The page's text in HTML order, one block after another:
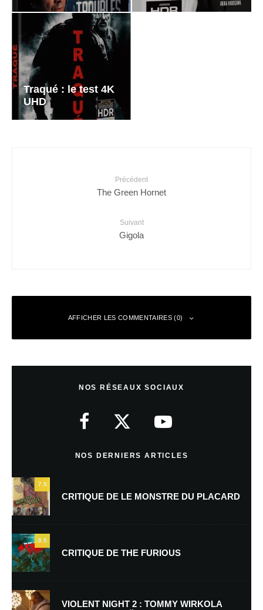
Traqué : le test 4K
UHD
Précédent
The Green Hornet
Suivant
Gigola
AFFICHER LES COMMENTAIRES (0)
17 janvier 2011 à 21 h 37 min
Ben vu le prix, on ne va pas se priver pour l’acheter 😆
Laisser un commentaire
Votre adresse e-mail ne sera pas publiée.
indiqués avec
NOS RÉSEAUX SOCIAUX
NOS DERNIERS ARTICLES
7.5
CRITIQUE DE LE MONSTRE DU PLACARD
9.5
CRITIQUE DE THE FURIOUS
VIOLENT NIGHT 2 : TOMMY WIRKOLA